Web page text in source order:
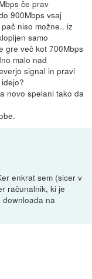
če prav
900Mbps vsaj
niso možne.. iz
samo
gre več kot 700Mbps
malo nad
signal in pravi
novo spelani tako da
enkrat sem (sicer v
računalnik, ki je
na